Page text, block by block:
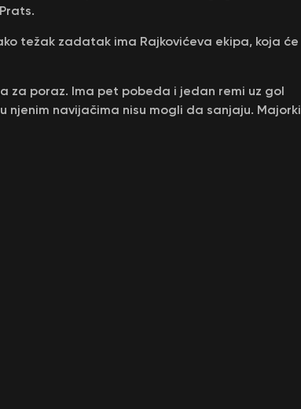
težak zadatak ima Rajkovićeva ekipa, koja će
za poraz. Ima pet pobeda i jedan remi uz gol
njenim navijačima nisu mogli da sanjaju. Majorki